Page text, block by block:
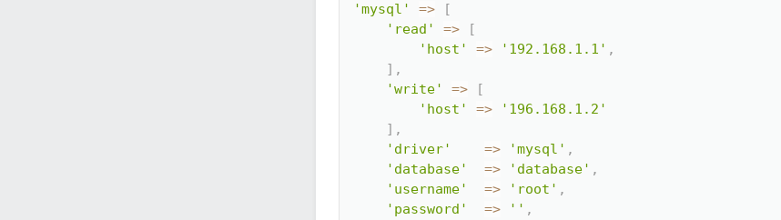
'mysql' =>
[
'read'
=>
[
'host'
=> '192.168.1.1' ,
] ,
'write'
=>
[
'host'
=>
'196.168.1.2'
] ,
'driver'
=> 'mysql' ,
'database'
=> 'database' ,
'username'
=> 'root' ,
'password'
=> '' ,